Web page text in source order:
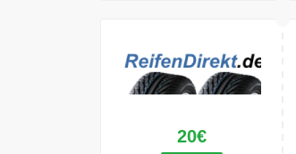
20€